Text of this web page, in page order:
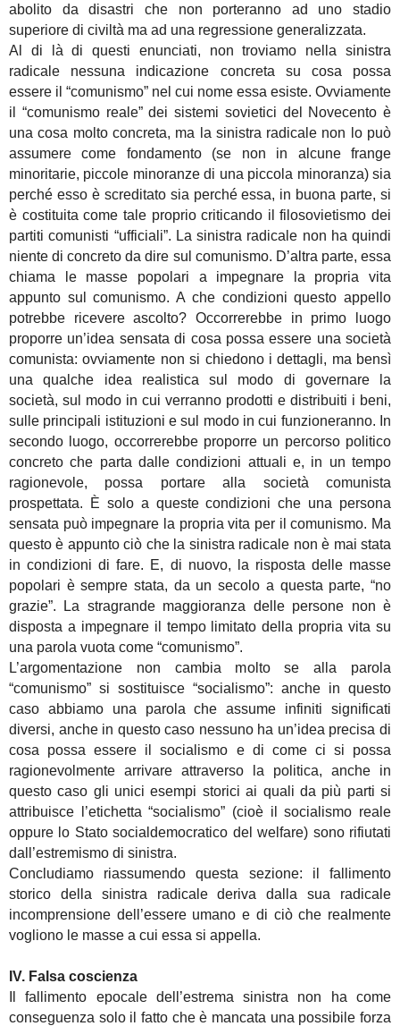
abolito da disastri che non porteranno ad uno stadio
superiore di civiltà ma ad una regressione generalizzata.
Al di là di questi enunciati, non troviamo nella sinistra
radicale nessuna indicazione concreta su cosa possa
essere il “comunismo” nel cui nome essa esiste. Ovviamente
il “comunismo reale” dei sistemi sovietici del Novecento è
una cosa molto concreta, ma la sinistra radicale non lo può
assumere come fondamento (se non in alcune frange
minoritarie, piccole minoranze di una piccola minoranza) sia
perché esso è screditato sia perché essa, in buona parte, si
è costituita come tale proprio criticando il filosovietismo dei
partiti comunisti “ufficiali”. La sinistra radicale non ha quindi
niente di concreto da dire sul comunismo. D’altra parte, essa
chiama le masse popolari a impegnare la propria vita
appunto sul comunismo. A che condizioni questo appello
potrebbe ricevere ascolto? Occorrerebbe in primo luogo
proporre un’idea sensata di cosa possa essere una società
comunista: ovviamente non si chiedono i dettagli, ma bensì
una qualche idea realistica sul modo di governare la
società, sul modo in cui verranno prodotti e distribuiti i beni,
sulle principali istituzioni e sul modo in cui funzioneranno. In
secondo luogo, occorrerebbe proporre un percorso politico
concreto che parta dalle condizioni attuali e, in un tempo
ragionevole, possa portare alla società comunista
prospettata. È solo a queste condizioni che una persona
sensata può impegnare la propria vita per il comunismo. Ma
questo è appunto ciò che la sinistra radicale non è mai stata
in condizioni di fare. E, di nuovo, la risposta delle masse
popolari è sempre stata, da un secolo a questa parte, “no
grazie”. La stragrande maggioranza delle persone non è
disposta a impegnare il tempo limitato della propria vita su
una parola vuota come “comunismo”.
L’argomentazione non cambia molto se alla parola
“comunismo” si sostituisce “socialismo”: anche in questo
caso abbiamo una parola che assume infiniti significati
diversi, anche in questo caso nessuno ha un’idea precisa di
cosa possa essere il socialismo e di come ci si possa
ragionevolmente arrivare attraverso la politica, anche in
questo caso gli unici esempi storici ai quali da più parti si
attribuisce l’etichetta “socialismo” (cioè il socialismo reale
oppure lo Stato socialdemocratico del welfare) sono rifiutati
dall’estremismo di sinistra.
Concludiamo riassumendo questa sezione: il fallimento
storico della sinistra radicale deriva dalla sua radicale
incomprensione dell’essere umano e di ciò che realmente
vogliono le masse a cui essa si appella.
IV. Falsa coscienza
Il fallimento epocale dell’estrema sinistra non ha come
conseguenza solo il fatto che è mancata una possibile forza